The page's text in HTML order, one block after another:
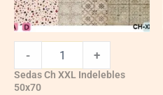
- +
Sedas Ch XXL Indelebles
50x70